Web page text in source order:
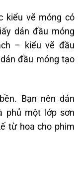
kiểu vẽ móng có
dán đầu móng
– kiểu vẽ đầu
đầu móng tạo
Bạn nên dán
phủ một lớp sơn
từ hoa cho phim